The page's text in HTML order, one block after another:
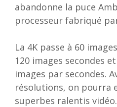
abandonne la puce
processeur fabriqué
La 4K passe à 60
120 images secondes
images par secondes.
résolutions, on pourra
superbes ralentis